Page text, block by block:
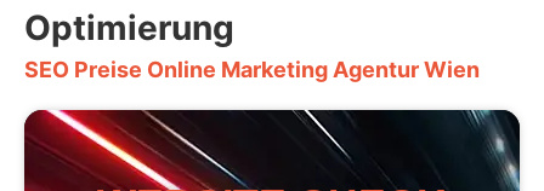
Optimierung
SEO Preise Online Marketing Agentur Wien